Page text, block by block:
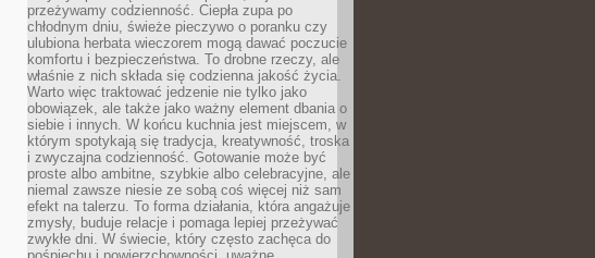
przeżywamy codzienność. Ciepła zupa po
chłodnym dniu, świeże pieczywo o poranku czy
ulubiona herbata wieczorem mogą dawać poczucie
komfortu i bezpieczeństwa. To drobne rzeczy, ale
właśnie z nich składa się codzienna jakość życia.
Warto więc traktować jedzenie nie tylko jako
obowiązek, ale także jako ważny element dbania o
siebie i innych. W końcu kuchnia jest miejscem, w
którym spotykają się tradycja, kreatywność, troska
i zwyczajna codzienność. Gotowanie może być
proste albo ambitne, szybkie albo celebracyjne, ale
niemal zawsze niesie ze sobą coś więcej niż sam
efekt na talerzu. To forma działania, która angażuje
zmysły, buduje relacje i pomaga lepiej przeżywać
zwykłe dni. W świecie, który często zachęca do